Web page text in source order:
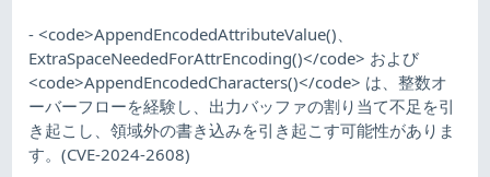
- <code>AppendEncodedAttributeValue()、
ExtraSpaceNeededForAttrEncoding()</code> および
<code>AppendEncodedCharacters()</code> は、整数オ
ーバーフローを経験し、出力バッファの割り当て不足を引
き起こし、領域外の書き込みを引き起こす可能性がありま
す。(CVE-2024-2608)